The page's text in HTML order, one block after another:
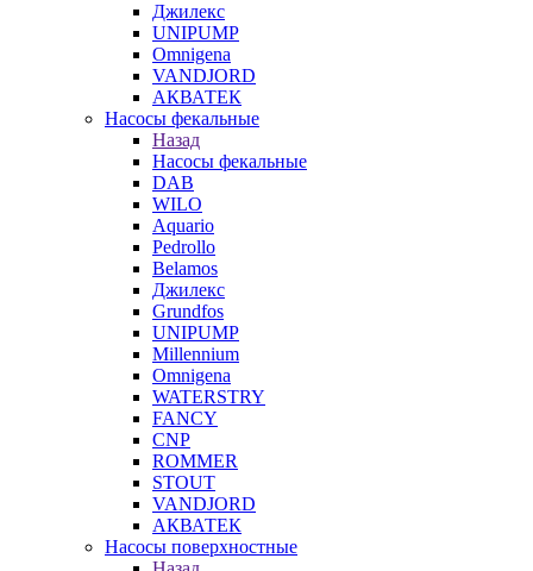
Джилекс
UNIPUMP
Omnigena
VANDJORD
АКВАТЕК
Насосы фекальные
Назад
Насосы фекальные
DAB
WILO
Aquario
Pedrollo
Belamos
Джилекс
Grundfos
UNIPUMP
Millennium
Omnigena
WATERSTRY
FANCY
CNP
ROMMER
STOUT
VANDJORD
АКВАТЕК
Насосы поверхностные